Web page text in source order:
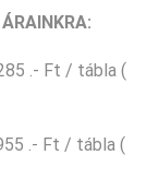
.- Ft / tábla (
.- Ft / tábla (